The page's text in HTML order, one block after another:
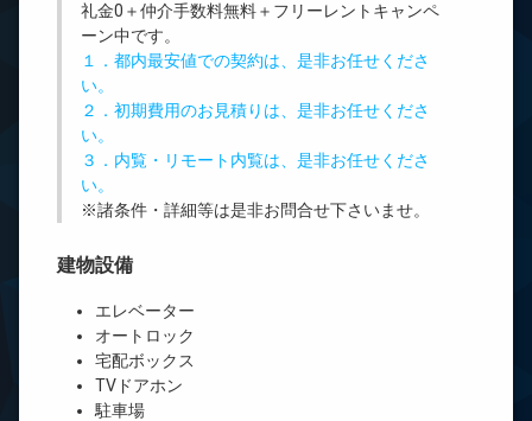
礼金0 ＋仲介手数料無料＋ フリーレント キャンペ
ーン中です。
１．都内最安値での契約は、是非お任せくださ
い。
２．初期費用のお見積りは、是非お任せくださ
い。
３．内覧・リモート内覧は、是非お任せくださ
い。
※諸条件・詳細等は是非お問合せ下さいませ。
建物設備
エレベーター
オートロック
宅配ボックス
TVドアホン
駐車場